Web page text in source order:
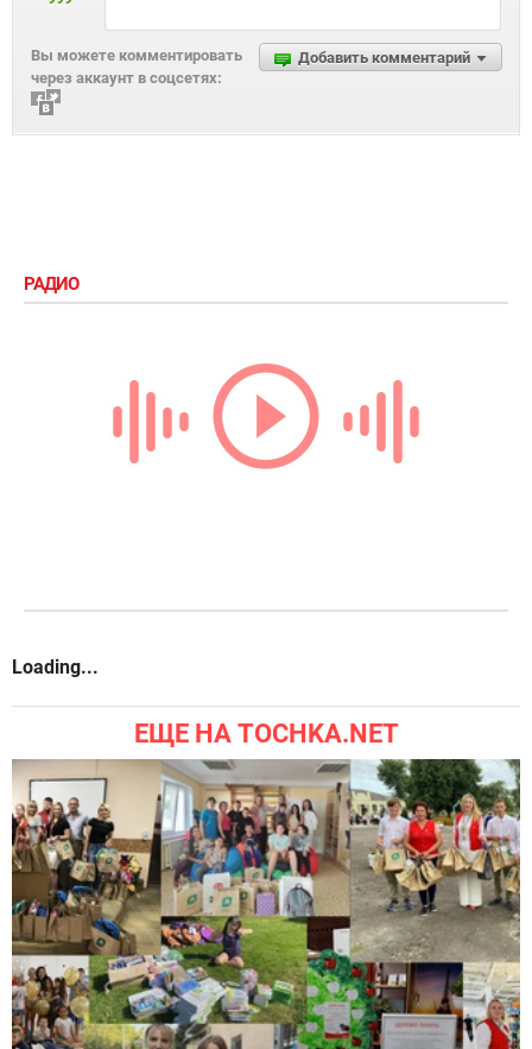
Добавить комментарий
Вы можете комментировать
через аккаунт в соцсетях:
РАДИО
Loading...
ЕЩЕ НА TOCHKA.NET